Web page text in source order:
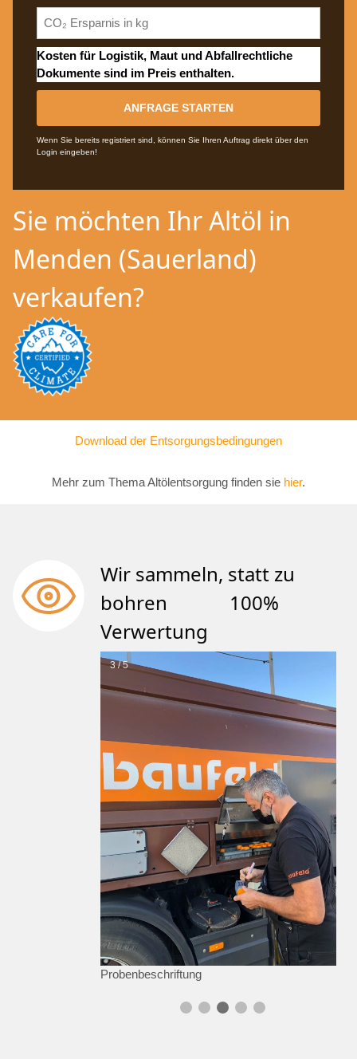
Kosten für Logistik, Maut und Abfallrechtliche
Dokumente sind im Preis enthalten.
ANFRAGE STARTEN
Wenn Sie bereits registriert sind, können Sie Ihren Auftrag direkt über den
Login eingeben!
Sie möchten Ihr Altöl in
Menden (Sauerland)
verkaufen?
Download der Entsorgungsbedingungen
Mehr zum Thema Altölentsorgung finden sie hier.
Wir sammeln, statt zu
bohren 100%
Verwertung
3 / 5
Probenbeschriftung